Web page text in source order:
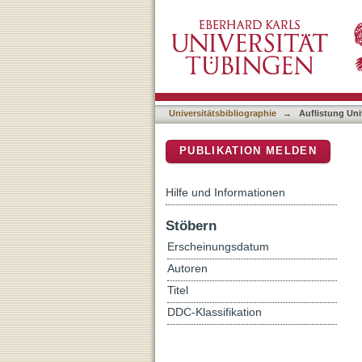
Universitätsbibliographie → Auflistung
PUBLIKATION MELDEN
Hilfe und Informationen
Stöbern
Erscheinungsdatum
Autoren
Titel
DDC-Klassifikation